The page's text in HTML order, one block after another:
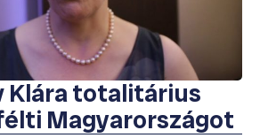
Klára totalitárius
Magyarországot